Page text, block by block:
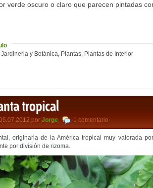
verde oscuro o claro que parecen pintadas
Jardineria y Botánica, Plantas, Plantas de Interior
tropical
por Jorge, 1 comentario
originaria de la América tropical muy valorada
por división de rizoma.